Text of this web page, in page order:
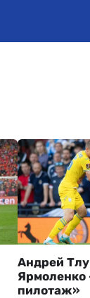
Андрей
пилотаж»